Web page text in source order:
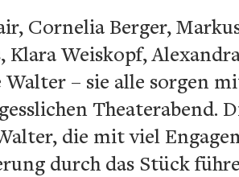
Cornelia Berger,
Klara Weiskopf,
– sie alle sorgen
Theaterabend.
die mit viel
durch das Stück